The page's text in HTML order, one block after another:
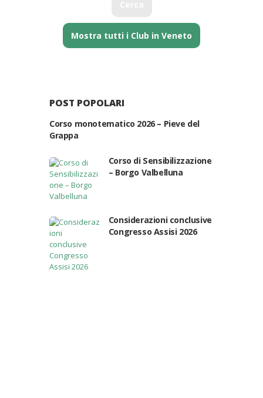
Mostra tutti i Club in Veneto
POST POPOLARI
Corso monotematico 2026 – Pieve del
Grappa
Corso di Sensibilizzazione
– Borgo Valbelluna
Considerazioni conclusive
Congresso Assisi 2026